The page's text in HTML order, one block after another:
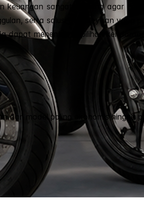
keuangan sangat matang agar
serta solusi pembiayaan yang
dapat menentukan pilihan
dari model paling ekonomis hingga